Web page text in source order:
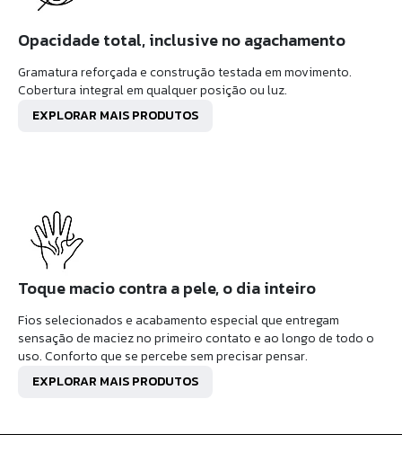
Opacidade total, inclusive no agachamento
Gramatura reforçada e construção testada em movimento.
Cobertura integral em qualquer posição ou luz.
EXPLORAR MAIS PRODUTOS
Toque macio contra a pele, o dia inteiro
Fios selecionados e acabamento especial que entregam
sensação de maciez no primeiro contato e ao longo de todo o
uso. Conforto que se percebe sem precisar pensar.
EXPLORAR MAIS PRODUTOS